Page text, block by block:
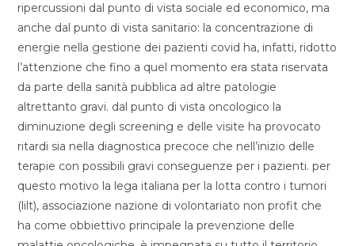
ripercussioni dal punto di vista sociale ed economico, ma
anche dal punto di vista sanitario: la concentrazione di
energie nella gestione dei pazienti covid ha, infatti, ridotto
l’attenzione che fino a quel momento era stata riservata
da parte della sanità pubblica ad altre patologie
altrettanto gravi. dal punto di vista oncologico la
diminuzione degli screening e delle visite ha provocato
ritardi sia nella diagnostica precoce che nell’inizio delle
terapie con possibili gravi conseguenze per i pazienti. per
questo motivo la lega italiana per la lotta contro i tumori
(lilt), associazione nazione di volontariato non profit che
ha come obbiettivo principale la prevenzione delle